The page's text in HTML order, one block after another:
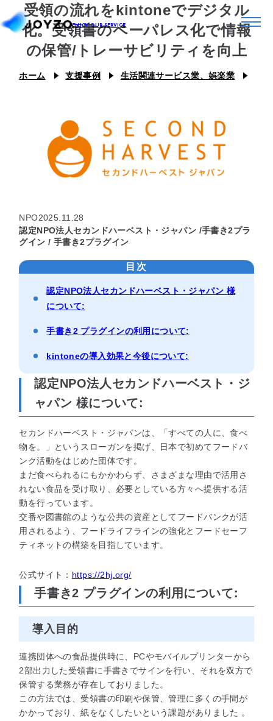
システム39
カスタム39
ジョイとも
連携プラグイン
スキル39
J Camp
Joboco
セミナー
最適なサービスをご提案します
受領の流れをkintoneでデジタル
化。受領書のペーパレス化で情報
の保管/トレーサビリティを向上
ホーム 支援事例 生活関連サービス業、娯楽業
NPO2025.11.28
認定NPO法人セカンドハーベスト・ジャパン /手書き2プラ
グイン / 手書き2プラグイン
目次
認定NPO法人セカンドハーベスト・ジャパン 様
について:
手書き2 プラグインの利用について:
kintoneの導入効果と今後について:
認定NPO法人セカンドハーベスト・ジ
ャパン 様について:
セカンドハーベスト・ジャパンは、「すべての人に、食べ
物を。」というスローガンを掲げ、日本で初めてフードバ
ンク活動をはじめた団体です。
まだ食べられるにもかかわらず、さまざまな理由で活用さ
れない食品を受け取り、必要としている方々へ提供する活
動を行っています。
交番や図書館のような公共の資産としてフードバンクが活
用されるよう、フードライフラインの強化とフードセーフ
ティネットの構築を目指しています。
公式サイト： https://2hj.org/
手書き2 プラグインの利用について:
導入目的
連携団体への食品提供時に、PCやモバイルプリンターから
2部出力した受領書に手書きでサインを行い、それを双方で
保管する業務が存在しておりました。
この方法では、受領書の印刷や保管、管理に多くの手間が
かかっており、紙をなくしたいという課題がありました 。